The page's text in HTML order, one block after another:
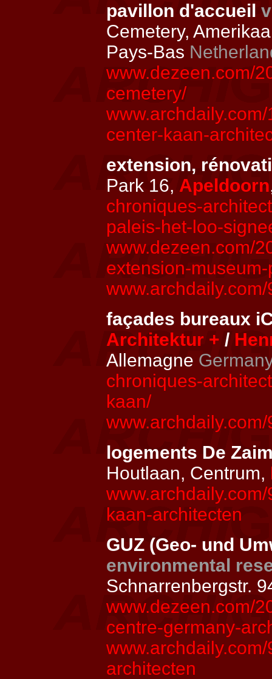
pavillon d'accueil
Cemetery,
Pays-Bas
www.dezeen.com/
cemetery/
center-kaan-
extension,
Park 16, Apeldoorn
chroniques-
paleis-het-loo-
www.dezeen.com/
extension-
façades bureaux
Architektur + /
Allemagne
chroniques-
kaan/
logements De
Houtlaan, Centrum,
kaan-architecten
GUZ (Geo- und
environmental
Schnarrenbergstr.
www.dezeen.com/
centre-germany-
architecten